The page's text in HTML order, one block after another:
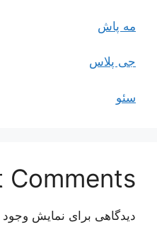
مه پاش
جی پلاس
سئو
Comments
دیدگاهی برای نمایش وجود